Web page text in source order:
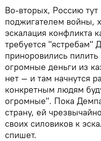
Во-вторых, Россию
поджигателем войны,
эскалация конфликта
требуется
приноровились
огромные деньги из
нет — и там начнутся
конкретным людям
огромные". Пока
страну, ей
своих силовиков к
спишет.